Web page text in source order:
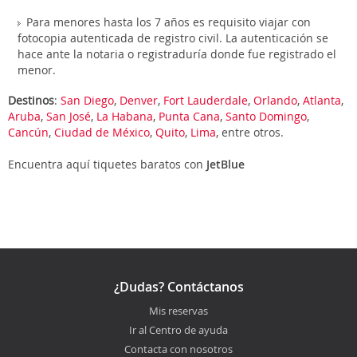
Para menores hasta los 7 años es requisito viajar con
fotocopia autenticada de registro civil. La autenticación se
hace ante la notaria o registraduría donde fue registrado el
menor.
Destinos: San Diego, Denver, Fort Lauderdale, Orlando, Atlanta,
Aruba, San José, La Habana, Punta Cana, Santo Domingo,
Cancún, Ciudad de México, Quito, Lima, entre otros.
Encuentra aquí tiquetes baratos con JetBlue
¿Dudas? Contáctanos
Mis reservas
Ir al Centro de ayuda
Contacta con nosotros